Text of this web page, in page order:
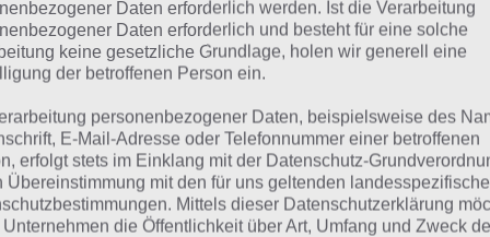
beinhaltet das Spiel 12 riesige Level, wofür man
um das Level durchzuspielen. Teilweise vertut man
letzten Speicherpunkt (der immer bei einer Tür gesetzt
ist dabei durch zwei Türen gekennzeichnet, sodass
lösen muss.
der Lösungen
Daten erforderlich werden. Ist die Verarbeitung
Daten erforderlich und besteht für eine solche
keine gesetzliche Grundlage, holen wir generell eine
der betroffenen Person ein.
personenbezogener Daten, beispielsweise des
E-Mail-Adresse oder Telefonnummer einer betroffenen
erfolgt stets im Einklang mit der Datenschutz-
Übereinstimmung mit den für uns geltenden
Mittels dieser Datenschutzerklärung
Unternehmen die Öffentlichkeit über Art, Umfang und Zweck